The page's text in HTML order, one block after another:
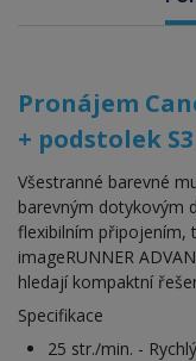
Pronájem
+ podstolek
Všestranné barevné
barevným dotykovým
flexibilním připojením,
imageRUNNER
hledají kompaktní
Specifikace
25 str./min. -